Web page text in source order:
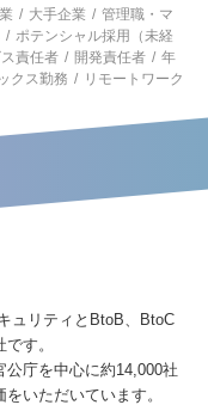
大手企業
管理職・マ
ポテンシャル採用（未経
責任者 開発責任者
年
クス勤務
リモートワーク
ュリティとBtoB、BtoC
す。
庁を中心に約14,000社
いただいています。